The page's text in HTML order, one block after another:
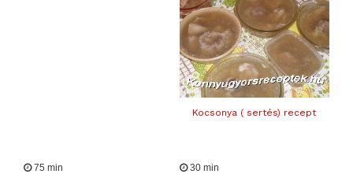
Kocsonya ( sertés) recept
75 min 30 min